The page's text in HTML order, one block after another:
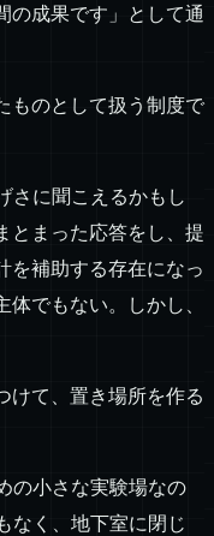
の成果です」として通
ものとして扱う制度で
さに聞こえるかもし
とまった応答をし、提
を補助する存在になっ
でもない。しかし、
けて、置き場所を作る
の小さな実験場なの
なく、地下室に閉じ